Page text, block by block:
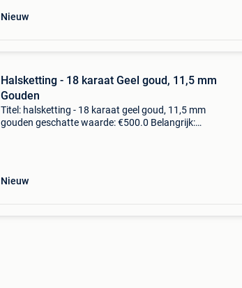
Nieuw
Halsketting - 18 karaat Geel goud, 11,5 mm
Gouden
Titel: halsketting - 18 karaat geel goud, 11,5 mm
gouden geschatte waarde: €500.0 Belangrijk:
Nieuw